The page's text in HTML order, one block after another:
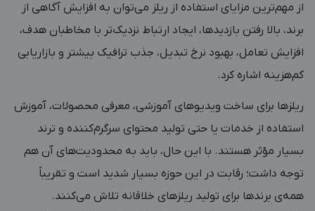
از مهم‌ترین مزایای استفاده از ریلز می‌توان به افزایش آگاهی از
برند، بالا رفتن بازدیدها، ایجاد ارتباط نزدیک‌تر با مخاطبان هدف،
افزایش تعامل، بهبود نرخ تبدیل، جذب ترافیک بیشتر و بازاریابی
کم‌هزینه اشاره کرد.
ریلزها برای ساخت ویدیوهای آموزشی، معرفی محصولات، آموزش
استفاده از خدمات یا حتی تولید محتوای سرگرم‌کننده و ترند
بسیار مؤثر هستند. با این حال، باید به محدودیت‌های آن هم
توجه داشت؛ رقابت در این حوزه بسیار شدید است و تقریباً
همه‌ی برندها برای تولید ریلزهای خلاقانه تلاش می‌کنند.